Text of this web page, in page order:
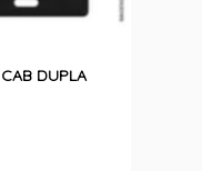
DUPLA